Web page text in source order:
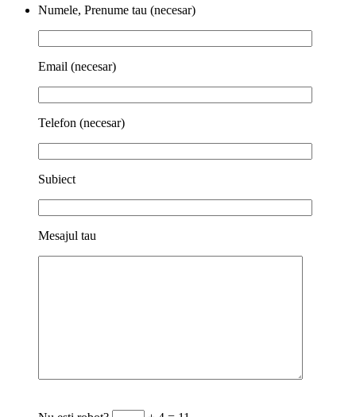
Numele, Prenume tau (necesar)
Email (necesar)
Telefon (necesar)
Subiect
Mesajul tau